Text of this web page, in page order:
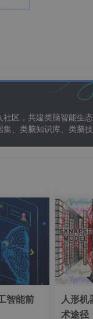
到 swap 里，给当
，常见是把吃内存
）
区，共建类脑智能生
、类脑知识库、类脑
智能前
人形机
术途径